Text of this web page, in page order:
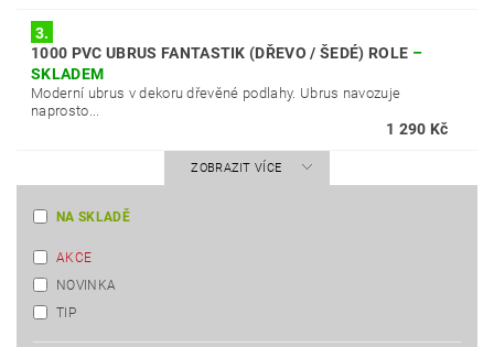
3.
1000 PVC UBRUS FANTASTIK (DŘEVO / ŠEDÉ) ROLE –
SKLADEM
Moderní ubrus v dekoru dřevěné podlahy. Ubrus navozuje
naprosto...
1 290 Kč
ZOBRAZIT VÍCE
NA SKLADĚ
AKCE
NOVINKA
TIP